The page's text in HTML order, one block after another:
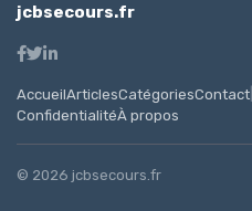
jcbsecours.fr
AccueilArticlesCatégoriesContact
ConfidentialitéÀ propos
© 2026 jcbsecours.fr